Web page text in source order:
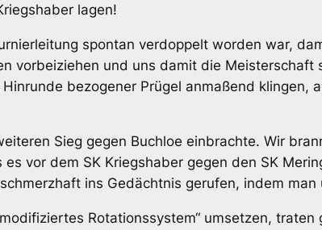
lagen!
spontan verdoppelt worden war,
vorbeiziehen und uns damit die Meisterschaft
bezogener Prügel anmaßend klingen,
Sieg gegen Buchloe einbrachte. Wir
vor dem SK Kriegshaber gegen den SK
ins Gedächtnis gerufen, indem
Rotationssystem“ umsetzen,